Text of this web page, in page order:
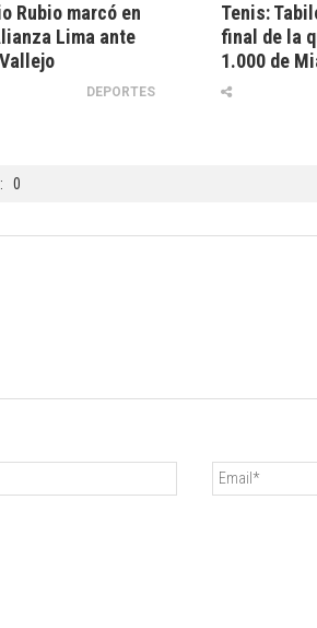
Rubio marcó en
Lima ante
DEPORTES
Tenis:
final de la
1.000 de
0